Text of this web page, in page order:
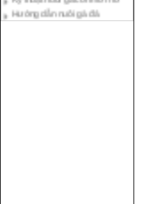
Tại sao bạn cần biết cách nuôi
gà chọi ?